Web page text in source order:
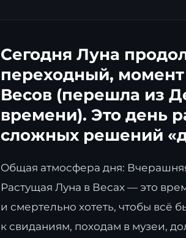
Сегодня Луна
переходный, момент
Весов (перешла из
времени). Это день
сложных решений
Общая атмосфера дня:
Растущая Луна в Весах — это
и смертельно хотеть, чтобы всё
к свиданиям, походам в музеи,